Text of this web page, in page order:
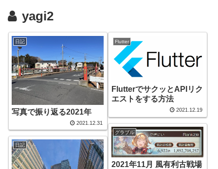
yagi2
日記
写真で振り返る2021年
2021.12.31
Flutter
FlutterでサクッとAPIリク
エストをする方法
2021.12.19
グラブル
2021年11月 風有利古戦場
日記